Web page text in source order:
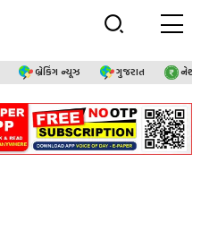
બ્રેકિંગ ન્યૂઝ ગુજરાત